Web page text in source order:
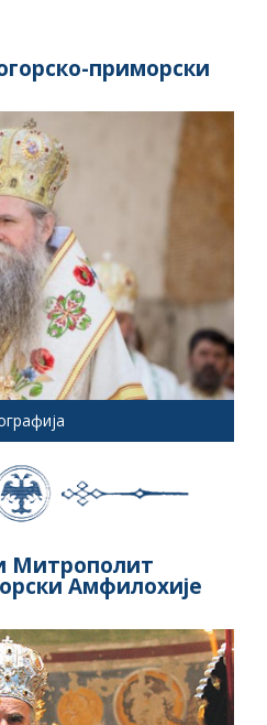
приморски
Митрополит
Амфилохије